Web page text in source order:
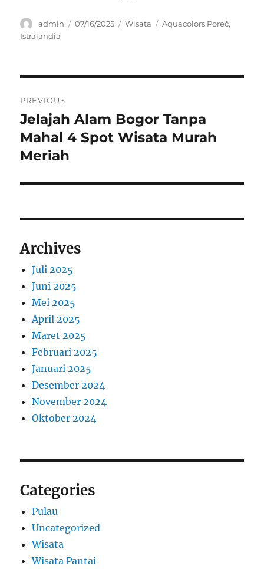
A
u
admin
P
07/16/2025
C
e
s
Wisata
T
Aquacolors Poreč,
Istralandia
a
v
i
g
a
p
s
PREVIOUS
P
r
e
i
u
p
o
s
t
Jelajah Alam Bogor Tanpa
Mahal 4 Spot Wisata Murah
Meriah
Archives
Juli 2025
Juni 2025
Mei 2025
April 2025
Maret 2025
Februari 2025
Januari 2025
Desember 2024
November 2024
Oktober 2024
Categories
Pulau
Uncategorized
Wisata
Wisata Pantai